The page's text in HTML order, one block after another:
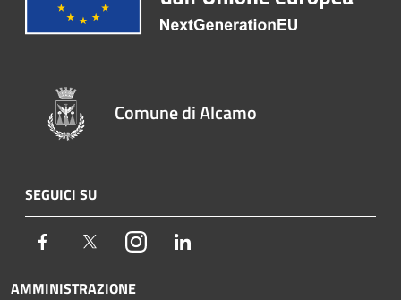
Comune di Alcamo
SEGUICI SU
Facebook TwitterInstagram
AMMINISTRAZIONE